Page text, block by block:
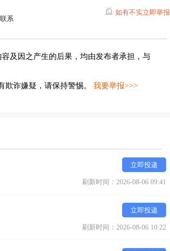
系
如有不实立即举报
及因之产生的后果，均由发布者承担，与
欺诈嫌疑，请保持警惕。 我要举报>>>
立即投递
刷新时间：2026-08-06 09:41
立即投递
刷新时间：2026-08-06 10:22